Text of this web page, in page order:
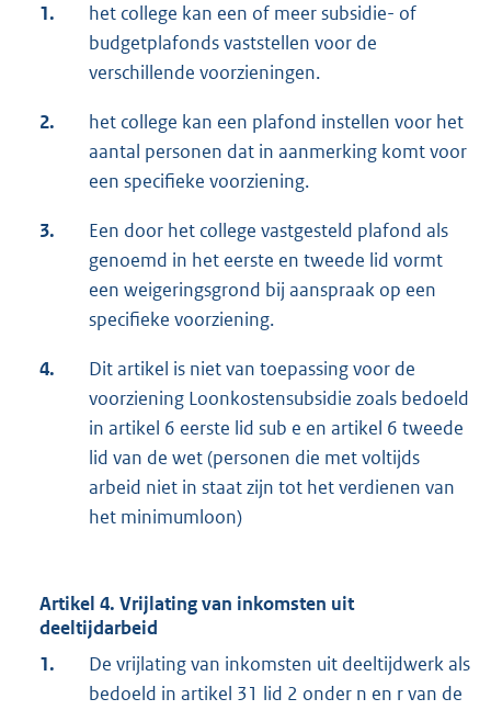
1.
het college kan een of meer subsidie- of
budgetplafonds vaststellen voor de
verschillende voorzieningen.
2.
het college kan een plafond instellen voor het
aantal personen dat in aanmerking komt voor
een specifieke voorziening.
3.
Een door het college vastgesteld plafond als
genoemd in het eerste en tweede lid vormt
een weigeringsgrond bij aanspraak op een
specifieke voorziening.
4.
Dit artikel is niet van toepassing voor de
voorziening Loonkostensubsidie zoals bedoeld
in artikel 6 eerste lid sub e en artikel 6 tweede
lid van de wet (personen die met voltijds
arbeid niet in staat zijn tot het verdienen van
het minimumloon)
Artikel 4. Vrijlating van inkomsten uit
deeltijdarbeid
1.
De vrijlating van inkomsten uit deeltijdwerk als
bedoeld in artikel 31 lid 2 onder n en r van de